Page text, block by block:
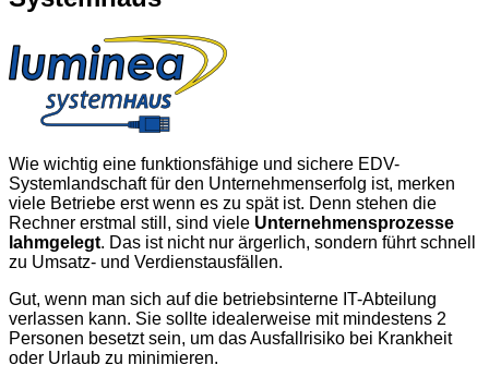
Wie wichtig eine funktionsfähige und sichere EDV-
Systemlandschaft für den Unternehmenserfolg ist, merken
viele Betriebe erst wenn es zu spät ist. Denn stehen die
Rechner erstmal still, sind viele Unternehmensprozesse
lahmgelegt. Das ist nicht nur ärgerlich, sondern führt schnell
zu Umsatz- und Verdienstausfällen.
Gut, wenn man sich auf die betriebsinterne IT-Abteilung
verlassen kann. Sie sollte idealerweise mit mindestens 2
Personen besetzt sein, um das Ausfallrisiko bei Krankheit
oder Urlaub zu minimieren.